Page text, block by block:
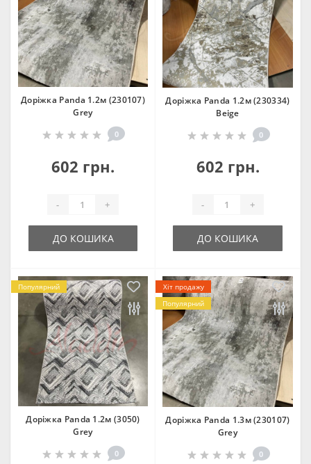
Доріжка Panda 1.2м (230107)
Grey
0
602 грн.
- +
ДО КОШИКА
Доріжка Panda 1.2м (230334)
Beige
0
602 грн.
- +
ДО КОШИКА
Популярний
Доріжка Panda 1.2м (3050)
Grey
0
Хіт продажу
Популярний
Доріжка Panda 1.3м (230107)
Grey
0